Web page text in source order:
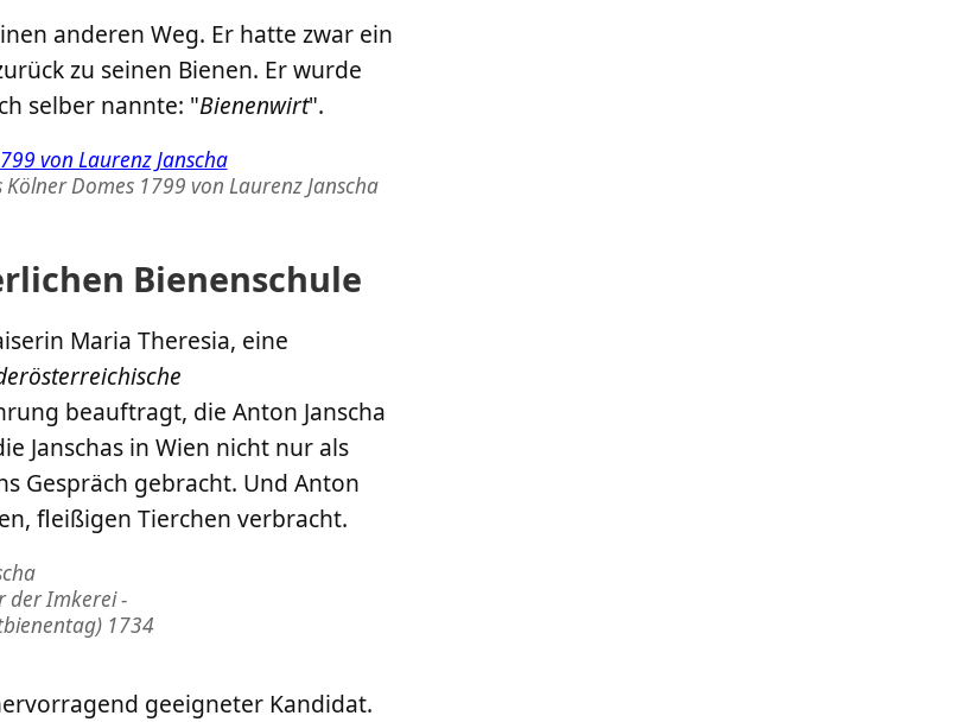
anderen Weg. Er hatte zwar ein
zu seinen Bienen. Er wurde
selber nannte: "Bienenwirt".
Domes 1799 von Laurenz Janscha
Bienenschule
Maria Theresia, eine
beauftragt, die Anton Janscha
Janschas in Wien nicht nur als
Gespräch gebracht. Und Anton
fleißigen Tierchen verbracht.
der Imkerei -
1734
geeigneter Kandidat.